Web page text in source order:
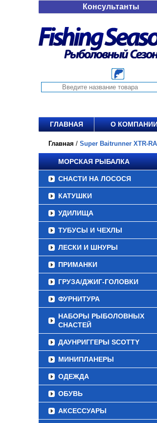
Консультанты
ГЛАВНАЯ О
Главная / Super Baitrunner XTR-
МОРСКАЯ РЫБАЛКА
СНАСТИ НА ЛОСОСЯ
КАТУШКИ
УДИЛИЩА
ТУБУСЫ И ЧЕХЛЫ
ЛЕСКИ И ШНУРЫ
ПРИМАНКИ
ГРУЗА/ДЖИГ-ГОЛОВКИ
ФУРНИТУРА
НАБОРЫ РЫБОЛОВНЫХ
СНАСТЕЙ
ДАУНРИГГЕРЫ SCOTTY
МИНИПЛАНЕРЫ
ОДЕЖДА
ОБУВЬ
АКСЕССУАРЫ